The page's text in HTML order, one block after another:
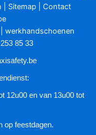
Sitemap
Contact
werkhandschoenen
85 33
12u00 en van 13u00 tot
op feestdagen.